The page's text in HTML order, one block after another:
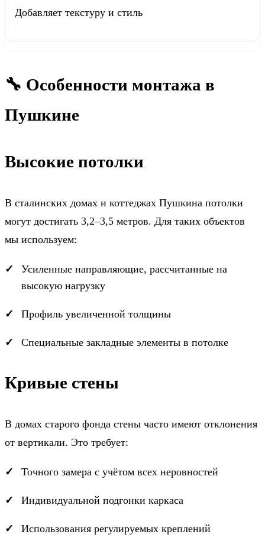
Добавляет текстуру и стиль
🔧 Особенности монтажа в
Пушкине
Высокие потолки
В сталинских домах и коттеджах Пушкина потолки
могут достигать 3,2–3,5 метров. Для таких объектов
мы используем:
Усиленные направляющие, рассчитанные на
высокую нагрузку
Профиль увеличенной толщины
Специальные закладные элементы в потолке
Кривые стены
В домах старого фонда стены часто имеют отклонения
от вертикали. Это требует:
Точного замера с учётом всех неровностей
Индивидуальной подгонки каркаса
Использования регулируемых креплений